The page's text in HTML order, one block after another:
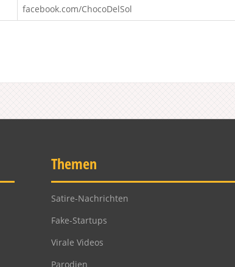
facebook.com/ChocoDelSol
Themen
Satire-Nachrichten
Fake-Startups
Virale Videos
Parodien